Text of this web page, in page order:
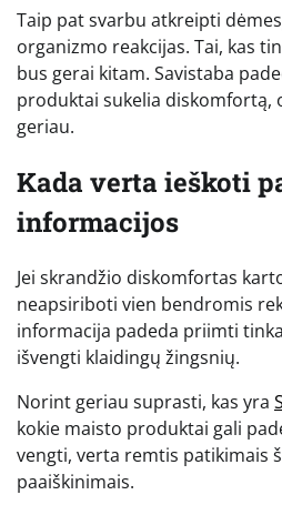
Taip pat svarbu atkreipti
organizmo reakcijas. Tai, kas
bus gerai kitam. Savistaba
produktai sukelia diskomfortą,
geriau.
Kada verta ieškoti
informacijos
Jei skrandžio diskomfortas
neapsiriboti vien bendromis
informacija padeda priimti
išvengti klaidingų žingsnių.
Norint geriau suprasti, kas yra
kokie maisto produktai gali
vengti, verta remtis patikimais
paaiškinimais.